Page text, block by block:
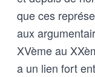
que ces
aux
XVème au
a un lien fort